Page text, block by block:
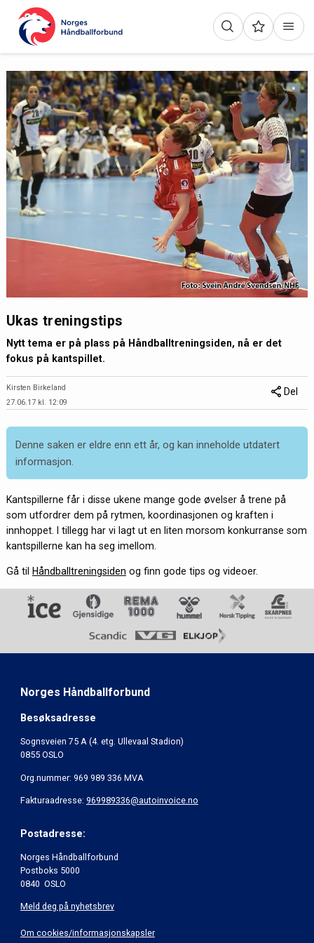
Ukas treningstips
Nytt tema er på plass på Håndballtreningsiden, nå er det
fokus på kantspillet.
Kirsten Birkeland
27.06.17 kl. 12:09
Del
Denne saken er eldre enn ett år, og kan inneholde utdatert
informasjon.
Kantspillerne får i disse ukene mange gode øvelser å trene på
som utfordrer dem på rytmen, koordinasjonen og kraften i
innhoppet. I tillegg har vi lagt ut en liten morsom konkurranse som
kantspillerne kan ha seg imellom.
Gå til Håndballtreningsiden og finn gode tips og videoer.
Norges Håndballforbund
Besøksadresse
Sognsveien 75 A (4. etg. Ullevaal Stadion)
0855 OSLO
Org.nummer: 969 989 336 MVA
Fakturaadresse: 969989336@autoinvoice.no
Postadresse:
Norges Håndballforbund
Postboks 5000
0840 OSLO
Meld deg på nyhetsbrev
Om cookies/informasjonskapsler